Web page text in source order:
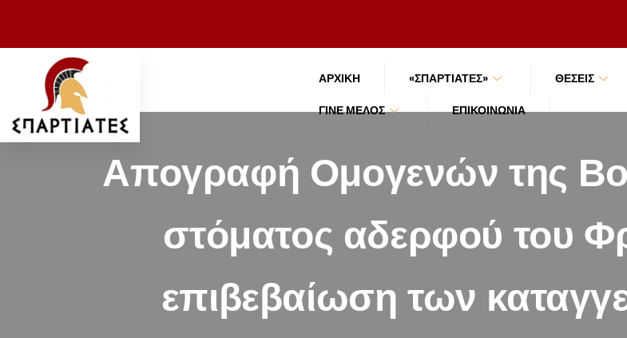
ΑΡΧΙΚΉ «ΣΠΑΡΤΙΑΤΕΣ» ΘΕΣΕΙΣ
ΓΊΝΕ ΜΈΛΟΣ
ΕΠΙΚΟΙΝΩΝΊΑ
Απογραφή Ομογενών της
στόματος αδερφού του
επιβεβαίωση των